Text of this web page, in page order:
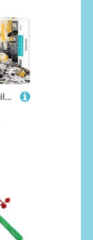
Puzzle für Teenager, 1000 Teile, Trommel-Set, Ölgemälde, Lernspielzeug, Spaß bei Aktivitäten zu Hause, Geburtstagsgeschenk, Reisegeschenke, 75x50cm